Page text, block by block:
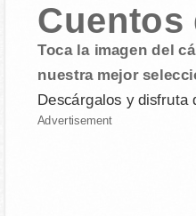
Cuentos
Toca la imagen del
nuestra mejor
Descárgalos y disfruta
Advertisement